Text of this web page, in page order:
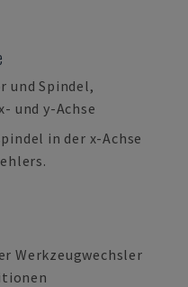
und Spindel,
und y-Achse
in der x-Achse
Werkzeugwechsler